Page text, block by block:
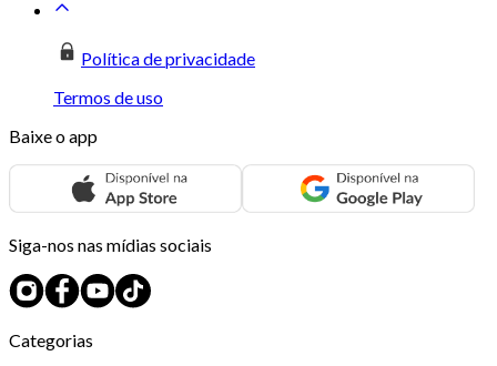
Política de privacidade
Termos de uso
Baixe o app
Siga-nos nas mídias sociais
Categorias